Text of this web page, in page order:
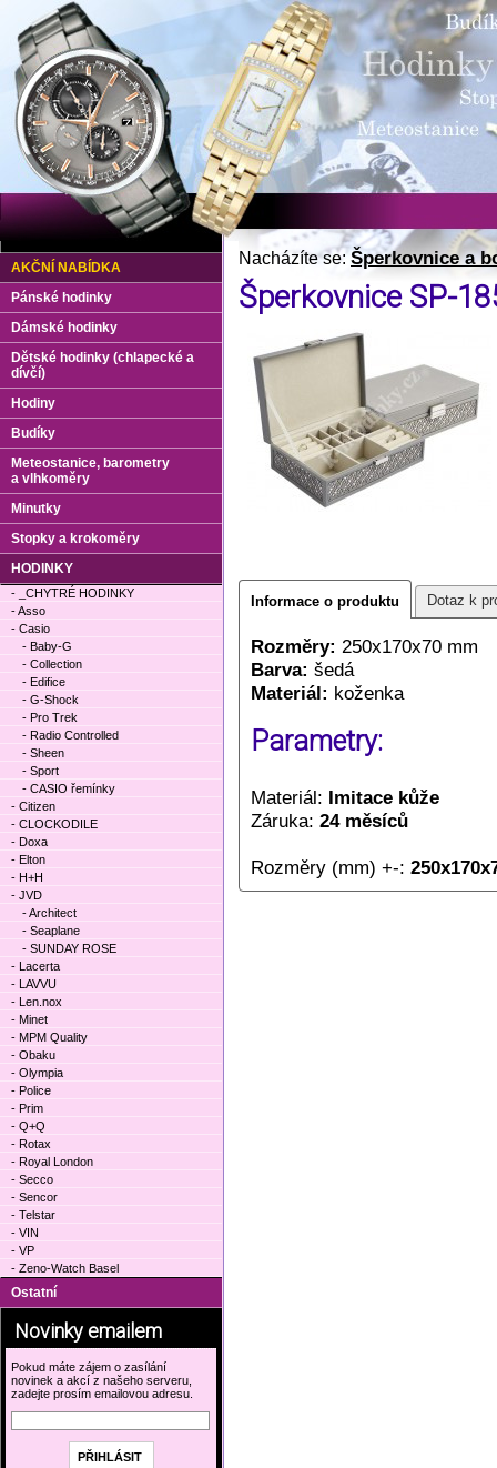
Nacházíte se:Šperkovnice a
Šperkovnice SP-
Informace o produktu Dotaz k
Rozměry: 250x170x70 mm
Barva: šedá
Materiál: koženka
Parametry:
Materiál: Imitace kůže
Záruka: 24 měsíců
Rozměry (mm) +-:
AKČNÍ NABÍDKA
Pánské hodinky
Dámské hodinky
Dětské hodinky (chlapecké a
dívčí)
Hodiny
Budíky
Meteostanice, barometry
a vlhkoměry
Minutky
Stopky a krokoměry
HODINKY
- _CHYTRÉ HODINKY
- Asso
- Casio
- Baby-G
- Collection
- Edifice
- G-Shock
- Pro Trek
- Radio Controlled
- Sheen
- Sport
- CASIO řemínky
- Citizen
- CLOCKODILE
- Doxa
- Elton
- H+H
- JVD
- Architect
- Seaplane
- SUNDAY ROSE
- Lacerta
- LAVVU
- Len.nox
- Minet
- MPM Quality
- Obaku
- Olympia
- Police
- Prim
- Q+Q
- Rotax
- Royal London
- Secco
- Sencor
- Telstar
- VIN
- VP
- Zeno-Watch Basel
Ostatní
Novinky emailem
Pokud máte zájem o zasílání
novinek a akcí z našeho serveru,
zadejte prosím emailovou adresu.